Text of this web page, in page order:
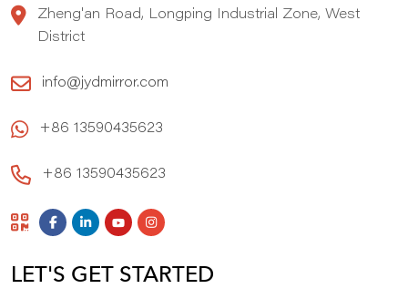
Zheng'an Road, Longping Industrial Zone, West
District
info@jydmirror.com
+86 13590435623
+86 13590435623
LET'S GET STARTED